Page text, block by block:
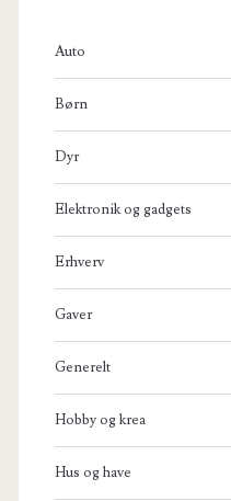
Auto
Børn
Dyr
Elektronik og gadgets
Erhverv
Gaver
Generelt
Hobby og krea
Hus og have